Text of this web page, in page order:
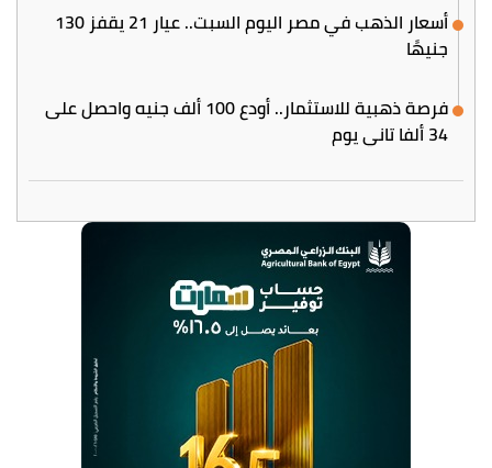
أسعار الذهب في مصر اليوم السبت.. عيار 21 يقفز 130
جنيهًا
فرصة ذهبية للاستثمار.. أودع 100 ألف جنيه واحصل على
34 ألفا تاني يوم